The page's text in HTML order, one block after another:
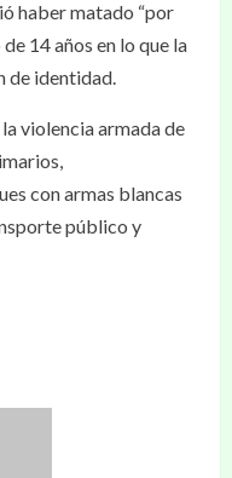
haber matado “por
14 años en lo que la
de identidad.
violencia armada de
con armas blancas
público y